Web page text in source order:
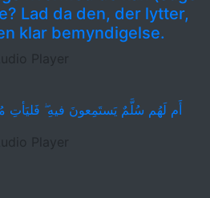
Lad da den, der lytter,
klar bemyndigelse.
Player
أَم لَهُم سُلَّمٌ يَستَمِعونَ فيهِ ۖ فَليَأتِ
Player